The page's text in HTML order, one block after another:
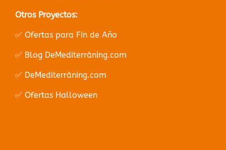
Otros Proyectos:
✅ Ofertas para Fin de Año
✅ Blog DeMediterràning.com
✅ DeMediterràning.com
✅ Ofertas Halloween